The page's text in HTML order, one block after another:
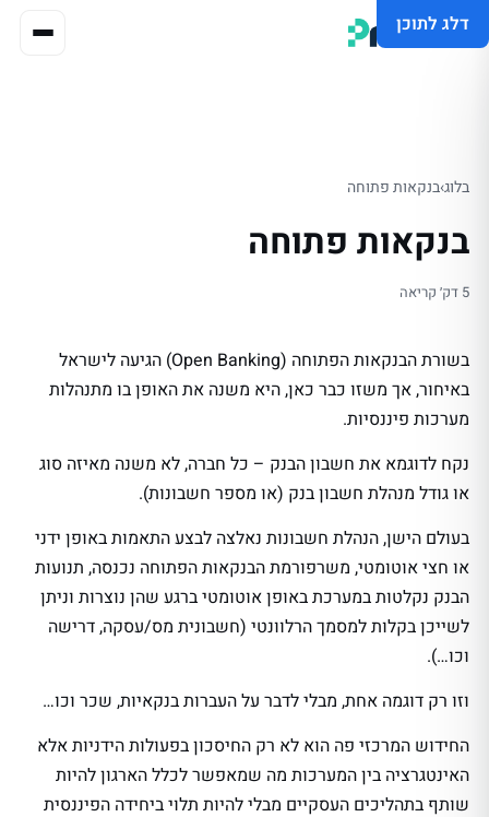
דלג לתוכן
בלוג›בנקאות פתוחה
בנקאות פתוחה
5 דק׳ קריאה
בשורת הבנקאות הפתוחה (Open Banking) הגיעה לישראל
באיחור, אך משזו כבר כאן, היא משנה את האופן בו מתנהלות
מערכות פיננסיות.
נקח לדוגמא את חשבון הבנק – כל חברה, לא משנה מאיזה סוג
או גודל מנהלת חשבון בנק (או מספר חשבונות).
בעולם הישן, הנהלת חשבונות נאלצה לבצע התאמות באופן ידני
או חצי אוטומטי, משרפורמת הבנקאות הפתוחה נכנסה, תנועות
הבנק נקלטות במערכת באופן אוטומטי ברגע שהן נוצרות וניתן
לשייכן בקלות למסמך הרלוונטי (חשבונית מס/עסקה, דרישה
וכו…).
וזו רק דוגמה אחת, מבלי לדבר על העברות בנקאיות, שכר וכו…
החידוש המרכזי פה הוא לא רק החיסכון בפעולות הידניות אלא
האינטגרציה בין המערכות מה שמאפשר לכלל הארגון להיות
שותף בתהליכים העסקיים מבלי להיות תלוי ביחידה הפיננסית